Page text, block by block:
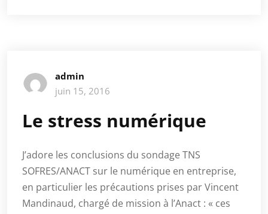
admin
juin 15, 2016
Le stress numérique
J’adore les conclusions du sondage TNS
SOFRES/ANACT sur le numérique en entreprise,
en particulier les précautions prises par Vincent
Mandinaud, chargé de mission à l’Anact : « ces